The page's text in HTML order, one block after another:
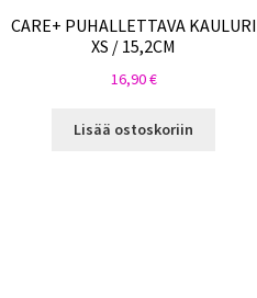
CARE+ PUHALLETTAVA KAULURI
XS / 15,2CM
16,90€
Lisää ostoskoriin